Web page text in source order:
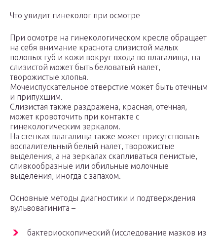
Что увидит гинеколог при осмотре
При осмотре на гинекологическом кресле обращает
на себя внимание краснота слизистой малых
половых губ и кожи вокруг входа во влагалища, на
слизистой может быть беловатый налет,
творожистые хлопья.
Мочеиспускательное отверстие может быть отечным
и припухшим.
Слизистая также раздражена, красная, отечная,
может кровоточить при контакте с
гинекологическим зеркалом.
На стенках влагалища также может присутствовать
воспалительный белый налет, творожистые
выделения, а на зеркалах скапливаться пенистые,
сливкообразные или обильные молочные
выделения, иногда с запахом.
Основные методы диагностики и подтверждения
вульвовагинита –
бактериоскопический (исследование мазков из